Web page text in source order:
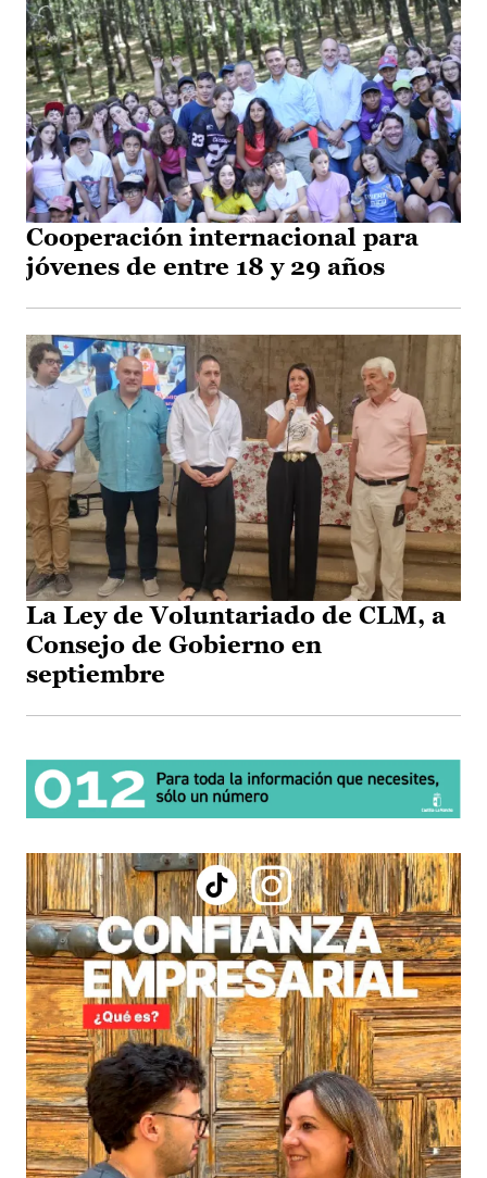
Cooperación internacional para
jóvenes de entre 18 y 29 años
La Ley de Voluntariado de CLM, a
Consejo de Gobierno en
septiembre